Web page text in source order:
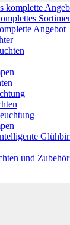
komplette
Angebot
und